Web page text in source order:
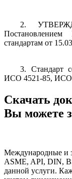
2.
стандартам от
3.
Стандарт
ИСО 4521-85, ИСО
Скачать
Вы можете
Международные и
ASME, API, DIN,
данной услуги.